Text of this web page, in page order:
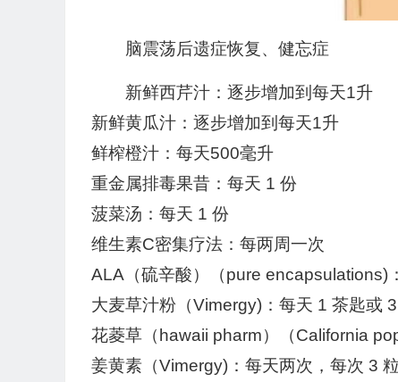
脑震荡后遗症恢复、健忘症
新鲜西芹汁：逐步增加到每天1升
新鲜黄瓜汁：逐步增加到每天1升
鲜榨橙汁：每天500毫升
重金属排毒果昔：每天 1 份
菠菜汤：每天 1 份
维生素C密集疗法：每两周一次
ALA（硫辛酸）（pure encapsulations)
大麦草汁粉（Vimergy)：每天 1 茶匙或
花菱草（hawaii pharm）（California
姜黄素（Vimergy)：每天两次，每次 3